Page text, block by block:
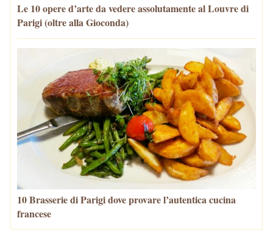
Le 10 opere d’arte da vedere assolutamente al Louvre di
Parigi (oltre alla Gioconda)
10 Brasserie di Parigi dove provare l’autentica cucina
francese